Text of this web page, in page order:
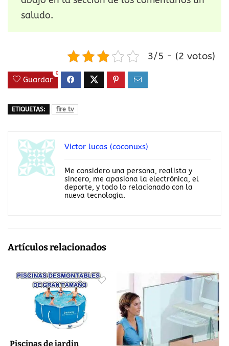
saludo.
3/5 - (2 votos)
Guardar
0
ETIQUETAS: fire tv
Victor lucas (coconuxs)
Me considero una persona, realista y
sincero, me apasiona la electrónica, el
deporte, y todo lo relacionado con la
nueva tecnología.
Artículos relacionados
Piscinas de jardin